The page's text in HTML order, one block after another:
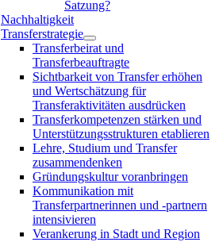
Satzung?
Nachhaltigkeit
Transferstrategie
Transferbeirat und
Transferbeauftragte
Sichtbarkeit von Transfer erhöhen
und Wertschätzung für
Transferaktivitäten ausdrücken
Transferkompetenzen stärken und
Unterstützungsstrukturen etablieren
Lehre, Studium und Transfer
zusammendenken
Gründungskultur voranbringen
Kommunikation mit
Transferpartnerinnen und -partnern
intensivieren
Verankerung in Stadt und Region